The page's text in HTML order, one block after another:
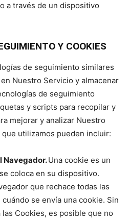
a través de un dispositivo
Y COOKIES
de seguimiento similares
Nuestro Servicio y almacenar
de seguimiento
y scripts para recopilar y
mejorar y analizar Nuestro
utilizamos pueden incluir:
Navegador.Una cookie es un
coloca en su dispositivo.
que rechace todas las
se envía una cookie. Sin
Cookies, es posible que no